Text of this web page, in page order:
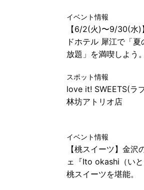
イベント情報
【6/2(火)〜9/30(水
ドホテル 犀江で「
放題」を満喫しよう。
スポット情報
love it! SWEETS(ラ
林坊アトリオ店
イベント情報
【桃スイーツ】金沢
ェ『Ito okashi（い
桃スイーツを堪能。